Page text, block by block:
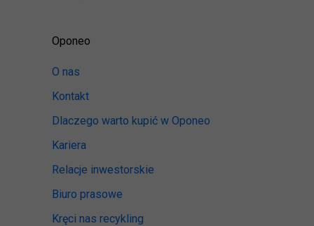
Oponeo
O nas
Kontakt
Dlaczego warto kupić w Oponeo
Kariera
Relacje inwestorskie
Biuro prasowe
Kręci nas recykling